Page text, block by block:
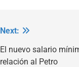
Next:
El nuevo salario
relación al Petro